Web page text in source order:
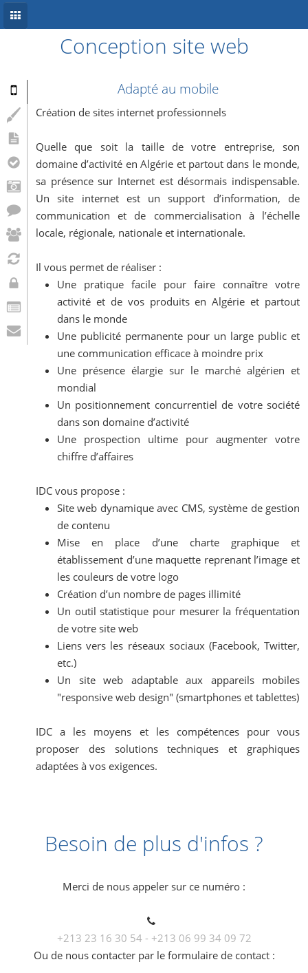
Accueil
Système d’information
Informations
Conception site web
Adapté au mobile
Création de sites internet professionnels
Quelle que soit la taille de votre entreprise, son
domaine d’activité en Algérie et partout dans le monde,
sa présence sur Internet est désormais indispensable.
Un site internet est un support d’information, de
communication et de commercialisation à l’échelle
locale, régionale, nationale et internationale.
Il vous permet de réaliser :
Une pratique facile pour faire connaître votre
activité et de vos produits en Algérie et partout
dans le monde
Une publicité permanente pour un large public et
une communication efficace à moindre prix
Une présence élargie sur le marché algérien et
mondial
Un positionnement concurrentiel de votre société
dans son domaine d’activité
Une prospection ultime pour augmenter votre
chiffre d’affaires
IDC vous propose :
Site web dynamique avec CMS, système de gestion
de contenu
Mise en place d’une charte graphique et
établissement d’une maquette reprenant l’image et
les couleurs de votre logo
Création d’un nombre de pages illimité
Un outil statistique pour mesurer la fréquentation
de votre site web
Liens vers les réseaux sociaux (Facebook, Twitter,
etc.)
Un site web adaptable aux appareils mobiles
"responsive web design" (smartphones et tablettes)
IDC a les moyens et les compétences pour vous
proposer des solutions techniques et graphiques
adaptées à vos exigences.
Besoin de plus d'infos ?
Merci de nous appeler sur ce numéro :
+213 23 16 30 54 - +213 06 99 34 09 72
Ou de nous contacter par le formulaire de contact :